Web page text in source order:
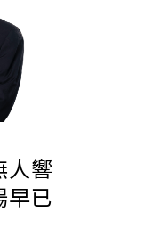
人響
早已